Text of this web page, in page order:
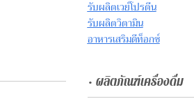
รับผลิตเวย์โปรตีน
รับผลิตวิตามิน
อาหารเสริมดีท็อกซ์
• ผลิตภัณฑ์เครื่องดื่ม